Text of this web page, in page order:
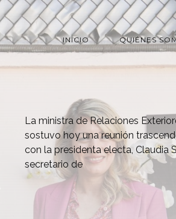
INICIO QUIÉNES
La ministra de Relaciones
sostuvo hoy una reunión
con la presidenta electa, Claudia
secretario de